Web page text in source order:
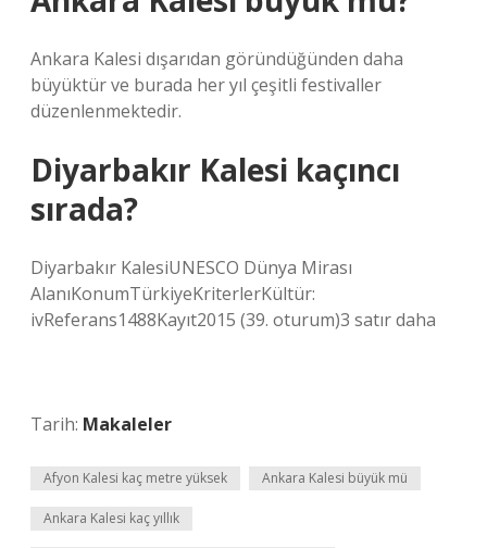
Ankara Kalesi dışarıdan göründüğünden daha
büyüktür ve burada her yıl çeşitli festivaller
düzenlenmektedir.
Diyarbakır Kalesi kaçıncı
sırada?
Diyarbakır KalesiUNESCO Dünya Mirası
AlanıKonumTürkiyeKriterlerKültür:
ivReferans1488Kayıt2015 (39. oturum)3 satır daha
Tarih: Makaleler
Afyon Kalesi kaç metre yüksek Ankara Kalesi büyük mü
Ankara Kalesi kaç yıllık